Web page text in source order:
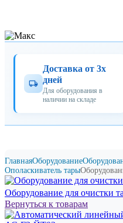
Доставка от 3х
дней
Для оборудования в
наличии на складе
ГлавнаяОборудование
Ополаскиватель тары
Оборудование для
Вернуться к товарам